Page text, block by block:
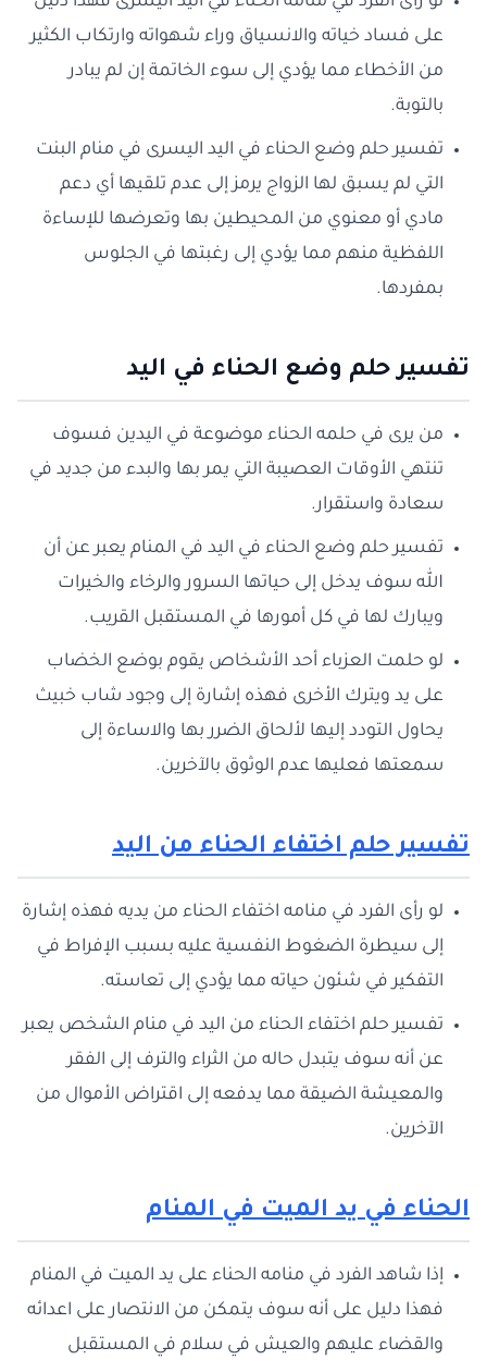
على فساد خياته والانسياق وراء شهواته وارتكاب الكثير
من الأخطاء مما يؤدي إلى سوء الخاتمة إن لم يبادر
بالتوبة.
تفسير حلم وضع الحناء في اليد اليسرى في منام البنت
التي لم يسبق لها الزواج يرمز إلى عدم تلقيها أي دعم
مادي أو معنوي من المحيطين بها وتعرضها للإساءة
اللفظية منهم مما يؤدي إلى رغبتها في الجلوس
بمفردها.
تفسير حلم وضع الحناء في اليد
من يرى في حلمه الحناء موضوعة في اليدين فسوف
تنتهي الأوقات العصيبة التي يمر بها والبدء من جديد في
سعادة واستقرار.
تفسير حلم وضع الحناء في اليد في المنام يعبر عن أن
الله سوف يدخل إلى حياتها السرور والرخاء والخيرات
ويبارك لها في كل أمورها في المستقبل القريب.
لو حلمت العزباء أحد الأشخاص يقوم بوضع الخضاب
على يد ويترك الأخرى فهذه إشارة إلى وجود شاب خبيث
يحاول التودد إليها لألحاق الضرر بها والاساءة إلى
سمعتها فعليها عدم الوثوق بالآخرين.
تفسير حلم اختفاء الحناء من اليد
لو رأى الفرد في منامه اختفاء الحناء من يديه فهذه إشارة
إلى سيطرة الضغوط النفسية عليه بسبب الإفراط في
التفكير في شئون حياته مما يؤدي إلى تعاسته.
تفسير حلم اختفاء الحناء من اليد في منام الشخص يعبر
عن أنه سوف يتبدل حاله من الثراء والترف إلى الفقر
والمعيشة الضيقة مما يدفعه إلى اقتراض الأموال من
الآخرين.
الحناء في يد الميت في المنام
إذا شاهد الفرد في منامه الحناء على يد الميت في المنام
فهذا دليل على أنه سوف يتمكن من الانتصار على اعدائه
والقضاء عليهم والعيش في سلام في المستقبل